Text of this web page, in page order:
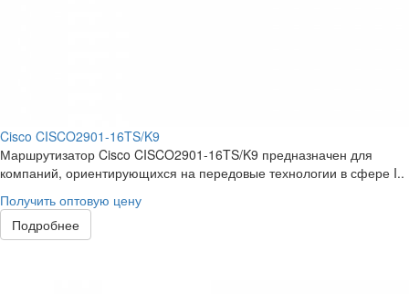
Cisco CISCO2901-16TS/K9
Маршрутизатор Cisco CISCO2901-16TS/K9 предназначен для
компаний, ориентирующихся на передовые технологии в сфере I..
Получить оптовую цену
Подробнее